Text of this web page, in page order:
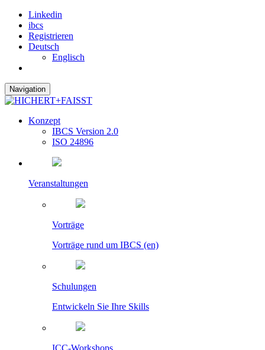
Linkedin
ibcs
Registrieren
Deutsch
Englisch
Navigation
Konzept
IBCS Version 2.0
ISO 24896
Veranstaltungen
Vorträge
Vorträge rund um IBCS (en)
Schulungen
Entwickeln Sie Ihre Skills
ICC-Workshops